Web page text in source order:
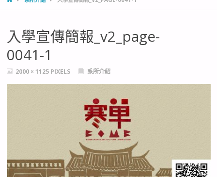
入學宣傳簡報_v2_page-
0041-1
FULL2000 × 1125 PIXELS 系所介紹